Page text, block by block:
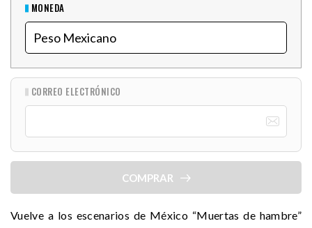
MONEDA
CORREO ELECTRÓNICO
COMPRAR
Vuelve a los escenarios de México “Muertas de hambre”